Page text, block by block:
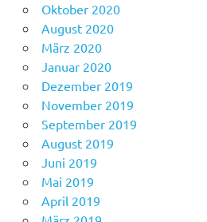
Oktober 2020
August 2020
März 2020
Januar 2020
Dezember 2019
November 2019
September 2019
August 2019
Juni 2019
Mai 2019
April 2019